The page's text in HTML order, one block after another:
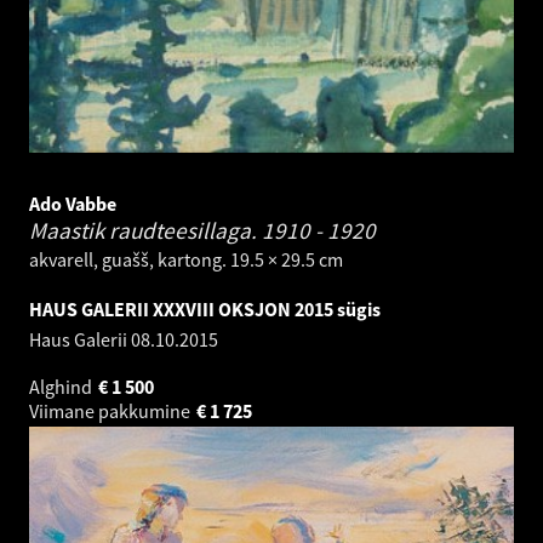
Ado Vabbe
Maastik raudteesillaga. 1910 - 1920
akvarell, guašš, kartong. 19.5 × 29.5 cm
HAUS GALERII XXXVIII OKSJON 2015 sügis
Haus Galerii 08.10.2015
Alghind
1 500
€
Viimane pakkumine
1 725
€